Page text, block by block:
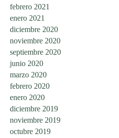
febrero 2021
enero 2021
diciembre 2020
noviembre 2020
septiembre 2020
junio 2020
marzo 2020
febrero 2020
enero 2020
diciembre 2019
noviembre 2019
octubre 2019